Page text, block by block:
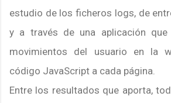
estudio de los ficheros logs, de
y a través de una aplicación
movimientos del usuario en la
código JavaScript a cada página.
Entre los resultados que aporta,